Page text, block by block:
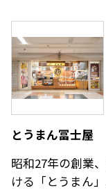
とうまん冨士屋
昭和27年の創業
ける「とうまん」